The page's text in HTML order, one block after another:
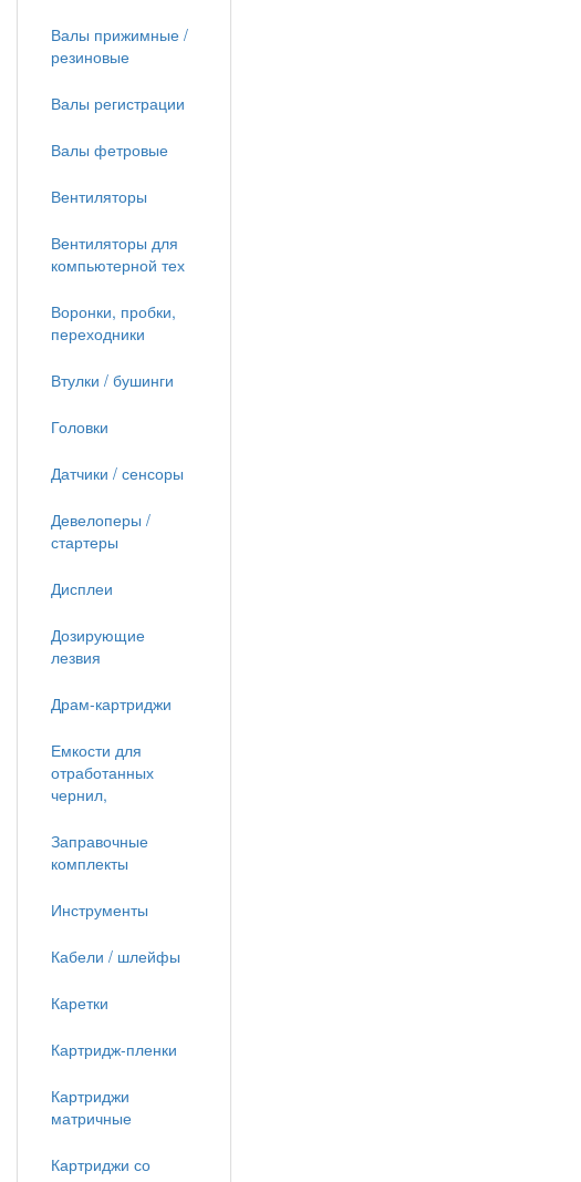
Валы прижимные /
резиновые
Валы регистрации
Валы фетровые
Вентиляторы
Вентиляторы для
компьютерной тех
Воронки, пробки,
переходники
Втулки / бушинги
Головки
Датчики / сенсоры
Девелоперы /
стартеры
Дисплеи
Дозирующие
лезвия
Драм-картриджи
Емкости для
отработанных
чернил,
Заправочные
комплекты
Инструменты
Кабели / шлейфы
Каретки
Картридж-пленки
Картриджи
матричные
Картриджи со